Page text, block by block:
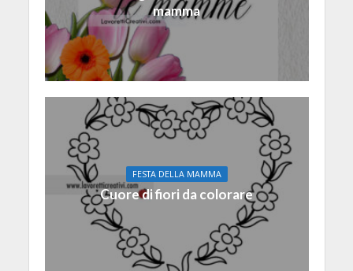
mamma
FESTA DELLA MAMMA
Cuore di fiori da colorare